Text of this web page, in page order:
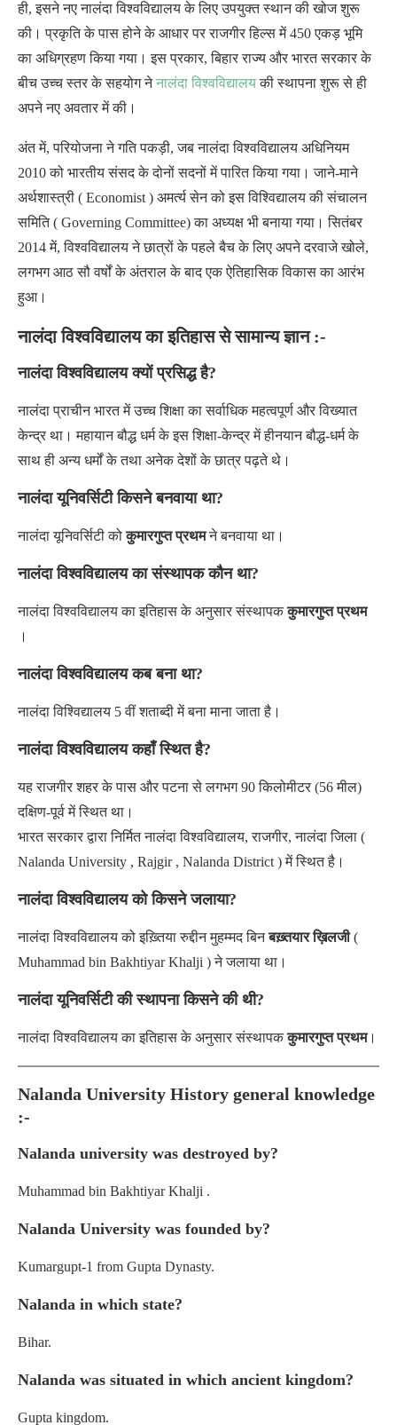
ही, इसने नए नालंदा विश्वविद्यालय के लिए उपयुक्त स्थान की खोज शुरू
की। प्रकृति के पास होने के आधार पर राजगीर हिल्स में 450 एकड़ भूमि
का अधिग्रहण किया गया। इस प्रकार, बिहार राज्य और भारत सरकार के
बीच उच्च स्तर के सहयोग नेनालंदा विश्वविद्यालयकी स्थापना शुरू से ही
अपने नए अवतार में की।
अंत में, परियोजना ने गति पकड़ी, जब नालंदा विश्वविद्यालय अधिनियम
2010 को भारतीय संसद के दोनों सदनों में पारित किया गया। जाने-माने
अर्थशास्त्री ( Economist ) अमर्त्य सेन को इस विश्विद्यालय की संचालन
समिति ( Governing Committee) का अध्यक्ष भी बनाया गया। सितंबर
2014 में, विश्वविद्यालय ने छात्रों के पहले बैच के लिए अपने दरवाजे खोले,
लगभग आठ सौ वर्षों के अंतराल के बाद एक ऐतिहासिक विकास का आरंभ
हुआ।
नालंदा विश्वविद्यालय का इतिहास से सामान्य ज्ञान :-
नालंदा विश्वविद्यालय क्यों प्रसिद्ध है?
नालंदा प्राचीन भारत में उच्च शिक्षा का सर्वाधिक महत्वपूर्ण और विख्यात
केन्द्र था। महायान बौद्ध धर्म के इस शिक्षा-केन्द्र में हीनयान बौद्ध-धर्म के
साथ ही अन्य धर्मों के तथा अनेक देशों के छात्र पढ़ते थे।
नालंदा यूनिवर्सिटी किसने बनवाया था?
नालंदा यूनिवर्सिटी कोकुमारगुप्त प्रथमने बनवाया था।
नालंदा विश्वविद्यालय का संस्थापक कौन था?
नालंदा विश्वविद्यालय का इतिहास के अनुसार संस्थापककुमारगुप्त प्रथम
।
नालंदा विश्वविद्यालय कब बना था?
नालंदा विश्विद्यालय 5 वीं शताब्दी में बना माना जाता है।
नालंदा विश्वविद्यालय कहाँ स्थित है?
यह राजगीर शहर के पास और पटना से लगभग 90 किलोमीटर (56 मील)
दक्षिण-पूर्व में स्थित था।
भारत सरकार द्वारा निर्मित नालंदा विश्वविद्यालय, राजगीर, नालंदा जिला (
Nalanda University , Rajgir , Nalanda District ) में स्थित है।
नालंदा विश्वविद्यालय को किसने जलाया?
नालंदा विश्वविद्यालय को इख़्तिया रुद्दीन मुहम्मद बिनबख़्तयार ख़िलजी(
Muhammad bin Bakhtiyar Khalji ) ने जलाया था।
नालंदा यूनिवर्सिटी की स्थापना किसने की थी?
नालंदा विश्वविद्यालय का इतिहास के अनुसार संस्थापककुमारगुप्त प्रथम।
Nalanda University History general knowledge
:-
Nalanda university was destroyed by?
Muhammad bin Bakhtiyar Khalji .
Nalanda University was founded by?
Kumargupt-1 from Gupta Dynasty.
Nalanda in which state?
Bihar.
Nalanda was situated in which ancient kingdom?
Gupta kingdom.